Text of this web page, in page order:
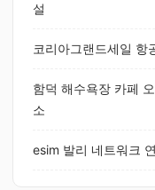
설
코리아그랜드세일 항
함덕 해수욕장 카페
소
esim 발리 네트워크